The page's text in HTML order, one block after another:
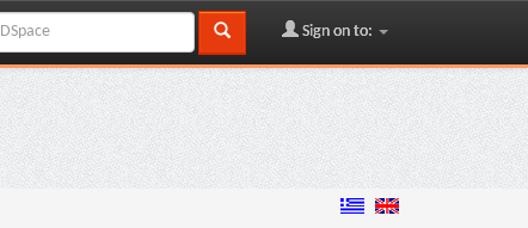
Sign on to: